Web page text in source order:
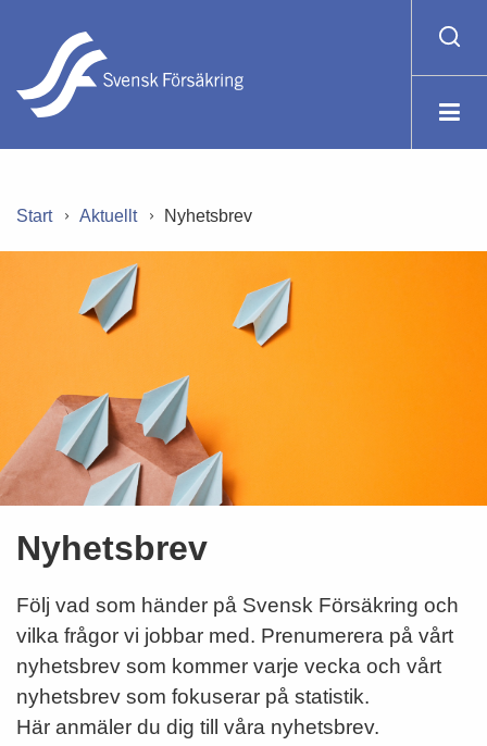
Start Aktuellt Nyhetsbrev
Nyhetsbrev
Följ vad som händer på Svensk Försäkring och
vilka frågor vi jobbar med. Prenumerera på vårt
nyhetsbrev som kommer varje vecka och vårt
nyhetsbrev som fokuserar på statistik.
Här anmäler du dig till våra nyhetsbrev.